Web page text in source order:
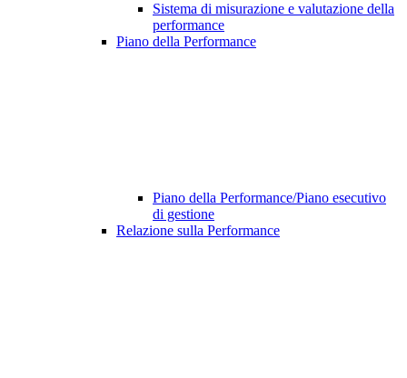
Sistema di misurazione e valutazione della
performance
Piano della Performance
Piano della Performance/Piano esecutivo
di gestione
Relazione sulla Performance